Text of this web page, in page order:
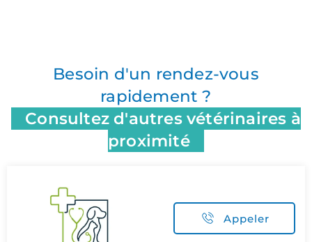
Besoin d'un rendez-vous
rapidement ?
Consultez d'autres vétérinaires à
proximité
Appeler